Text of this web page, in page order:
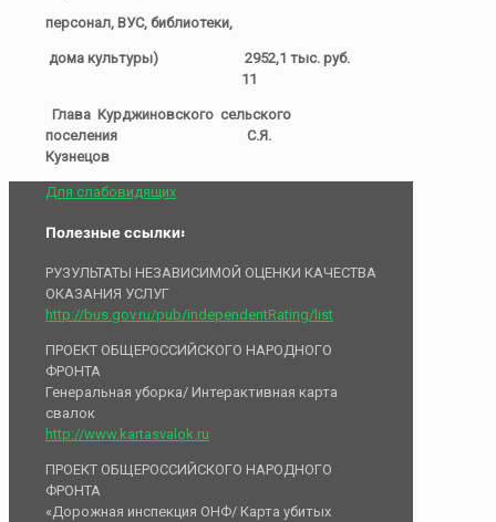
персонал, ВУС, библиотеки,
дома культуры) 2952,1 тыс. руб.
11
Глава Курджиновского сельского
поселения С.Я.
Кузнецов
Для слабовидящих
Полезные ссылки:
РУЗУЛЬТАТЫ НЕЗАВИСИМОЙ ОЦЕНКИ КАЧЕСТВА
ОКАЗАНИЯ УСЛУГ
http://bus.gov.ru/pub/independentRating/list
ПРОЕКТ ОБЩЕРОССИЙСКОГО НАРОДНОГО
ФРОНТА
Генеральная уборка/ Интерактивная карта
свалок
http://www.kartasvalok.ru
ПРОЕКТ ОБЩЕРОССИЙСКОГО НАРОДНОГО
ФРОНТА
«Дорожная инспекция ОНФ/ Карта убитых